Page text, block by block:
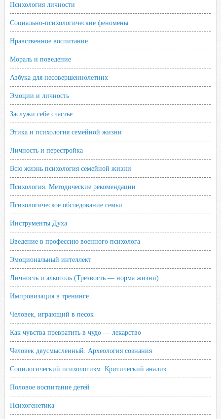
Психология личности
Социально-психологические феномены
Нравственное воспитание
Мораль и поведение
Азбука для несовершеннолетних
Эмоции и личность
Заслужи себе счастье
Этика и психология семейной жизни
Личность и перестройка
Всю жизнь психология семейной жизни
Психология. Методические рекомендации
Психологическое обследование семьи
Инструменты Духа
Введение в профессию военного психолога
Эмоциональный интеллект
Личность и алкоголь (Трезвость — норма жизни)
Импровизация в тренинге
Человек, играющий в песок
Как чувства превратить в чудо — лекарство
Человек двусмысленный. Археология сознания
Социлогический психологизм. Критический анализ
Половое воспитание детей
Психогенетика